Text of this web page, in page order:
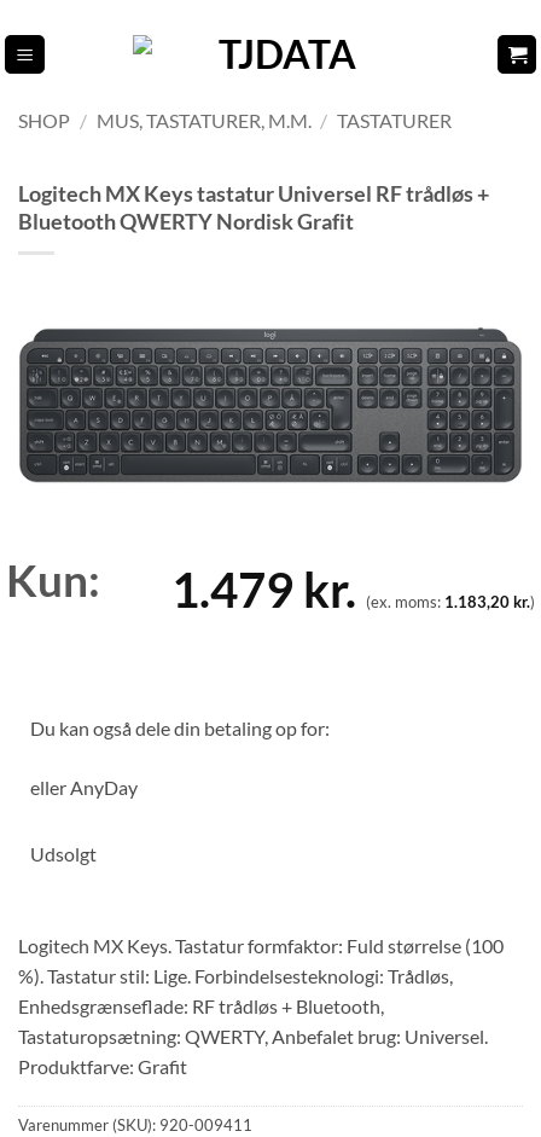
til
indhold
SHOP / MUS, TASTATURER, M.M. / TASTATURER
Logitech MX Keys tastatur Universel RF trådløs +
Bluetooth QWERTY Nordisk Grafit
Kun: 1.479 kr. (ex. moms: 1.183,20kr.)
Du kan også dele din betaling op for:
ellerAnyDay
Udsolgt
Logitech MX Keys. Tastatur formfaktor: Fuld størrelse (100
%). Tastatur stil: Lige. Forbindelsesteknologi: Trådløs,
Enhedsgrænseflade: RF trådløs + Bluetooth,
Tastaturopsætning: QWERTY, Anbefalet brug: Universel.
Produktfarve: Grafit
Varenummer (SKU): 920-009411